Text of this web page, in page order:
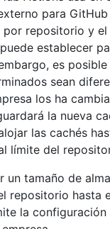
para
por repositorio y
establecer
es
sean
los ha
la nueva
las cachés
límite del
un tamaño de
repositorio hasta
la